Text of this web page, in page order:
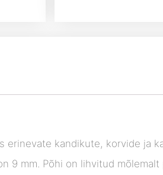
erinevate kandikute, korvide ja
9 mm. Põhi on lihvitud mõlemalt